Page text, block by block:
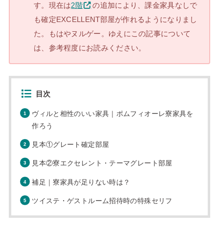
す。現在は2階
の追加により、課金家具なしで
も確定EXCELLENT部屋が作れるようになりまし
た。もはやヌルゲー。ゆえにこの記事について
は、参考程度にお読みください。
目次
ヴィルと相性のいい家具｜ポムフィオーレ寮家具を
作ろう
見本①グレート確定部屋
見本②寮エクセレント・テーマグレート部屋
補足｜寮家具が足りない時は？
ツイステ・ゲストルーム招待時の特殊セリフ